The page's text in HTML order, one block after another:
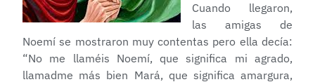
Cuando llegaron,
las amigas de
Noemí se mostraron muy contentas pero ella decía:
“No me llaméis Noemí, que significa mi agrado,
llamadme más bien Mará, que significa amargura,